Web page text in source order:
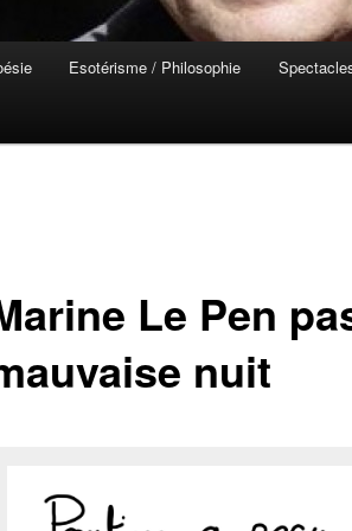
Esotérisme / Philosophie
Le Pen
nuit